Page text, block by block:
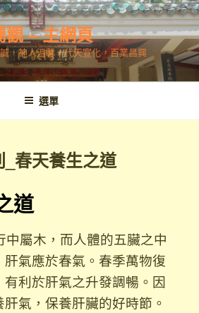
觀 – 主網頁
，神人溫馨，代天宣化，百業昌興
選單
春天養生之道
道
屬木，而人體的五臟之中
氣應於春氣。春季萬物復
利於肝氣之升發調暢。因
氣，保養肝臟的好時節。